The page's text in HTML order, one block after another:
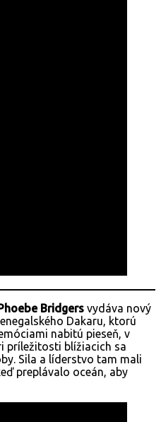
Bridgers vydáva nový
Dakaru, ktorú
nabitú pieseň, v
príležitosti blížiacich sa
Sila a líderstvo tam mali
preplávalo oceán, aby